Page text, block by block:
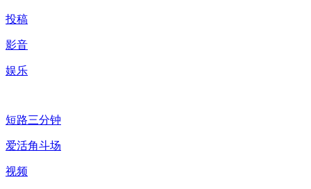
投稿
影音
娱乐
短路三分钟
爱活角斗场
视频